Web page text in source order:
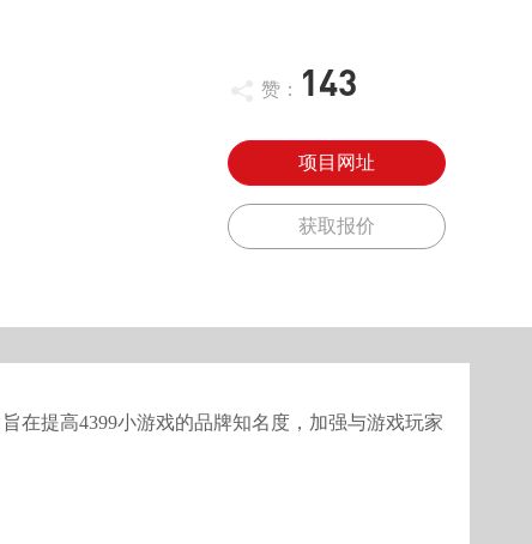
赞： 143
项目网址
获取报价
在提高4399小游戏的品牌知名度，加强与游戏玩家